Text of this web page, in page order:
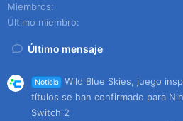
Miembros
Último miembro
Último mensaje
Noticia
Wild Blue Skies, juego
títulos se han confirmado para
Switch 2